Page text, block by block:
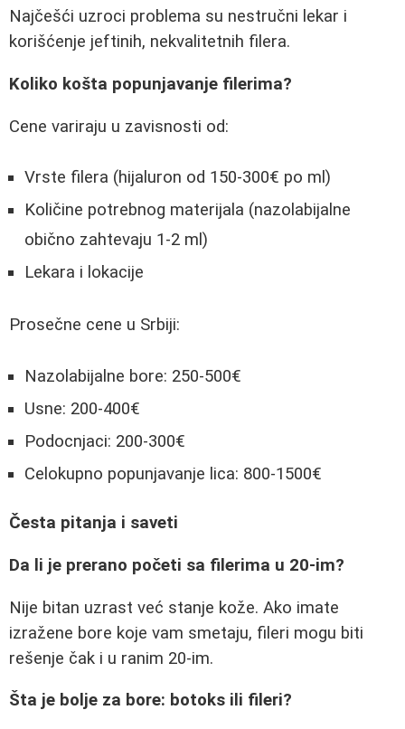
Najčešći uzroci problema su nestručni lekar i
korišćenje jeftinih, nekvalitetnih filera.
Koliko košta popunjavanje filerima?
Cene variraju u zavisnosti od:
Vrste filera (hijaluron od 150-300€ po ml)
Količine potrebnog materijala (nazolabijalne
obično zahtevaju 1-2 ml)
Lekara i lokacije
Prosečne cene u Srbiji:
Nazolabijalne bore: 250-500€
Usne: 200-400€
Podocnjaci: 200-300€
Celokupno popunjavanje lica: 800-1500€
Česta pitanja i saveti
Da li je prerano početi sa filerima u 20-im?
Nije bitan uzrast već stanje kože. Ako imate
izražene bore koje vam smetaju, fileri mogu biti
rešenje čak i u ranim 20-im.
Šta je bolje za bore: botoks ili fileri?